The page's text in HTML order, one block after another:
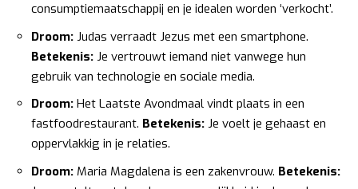
consumptiemaatschappij en je idealen worden ‘verkocht’.
Droom: Judas verraadt Jezus met een smartphone.
Betekenis: Je vertrouwt iemand niet vanwege hun
gebruik van technologie en sociale media.
Droom: Het Laatste Avondmaal vindt plaats in een
fastfoodrestaurant. Betekenis: Je voelt je gehaast en
oppervlakkig in je relaties.
Droom: Maria Magdalena is een zakenvrouw. Betekenis: